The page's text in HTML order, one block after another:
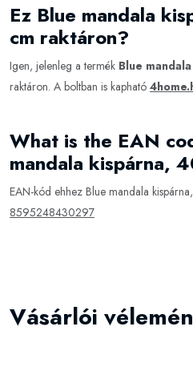
Ez Blue mandala
cm raktáron?
Igen, jelenleg a termék Blue
raktáron. A boltban is kapható
What is the EAN
mandala kispárna,
EAN-kód ehhez Blue mandala
8595248430297
Vásárlói